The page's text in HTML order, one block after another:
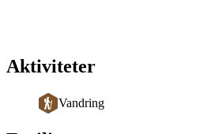
Aktiviteter
Vandring